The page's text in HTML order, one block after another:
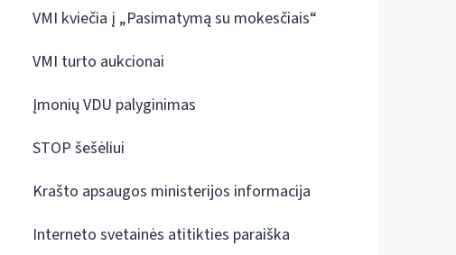
VMI kviečia į „Pasimatymą su mokesčiais“
VMI turto aukcionai
Įmonių VDU palyginimas
STOP šešėliui
Krašto apsaugos ministerijos informacija
Interneto svetainės atitikties paraiška